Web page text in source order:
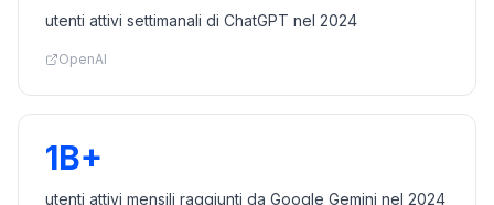
utenti attivi settimanali di ChatGPT nel 2024
OpenAI
1B+
utenti attivi mensili raggiunti da Google Gemini nel 2024